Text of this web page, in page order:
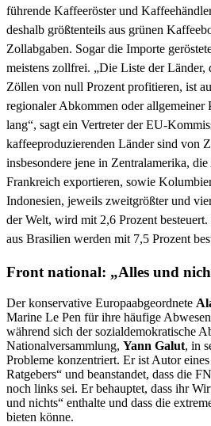
führende Kaffeeröster und
deshalb größtenteils aus grünen
Zollabgaben. Sogar die Importe
meistens zollfrei. „Die Liste der Länder,
Zöllen von null Prozent profitieren, ist
regionaler Abkommen oder allgemeiner
lang“, sagt ein Vertreter der EU-
kaffeeproduzierenden Länder sind von
insbesondere jene in Zentralamerika,
Frankreich exportieren, sowie
Indonesien, jeweils zweitgrößter und
der Welt, wird mit 2,6 Prozent
aus Brasilien werden mit 7,5 Prozent
Front national: „Alles und
Der konservative Europaabgeordnete
Marine Le Pen für ihre häufige
während sich der sozialdemokratische
Nationalversammlung, Yann Galut, in
Probleme konzentriert. Er ist Autor
Ratgebers“ und beanstandet, dass die
noch links sei. Er behauptet, dass ihr
und nichts“ enthalte und dass die
bieten könne.